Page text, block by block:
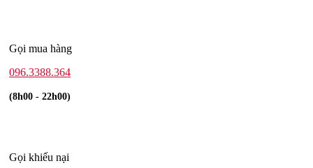
Gọi mua hàng
096.3388.364
(8h00 - 22h00)
Gọi khiếu nại